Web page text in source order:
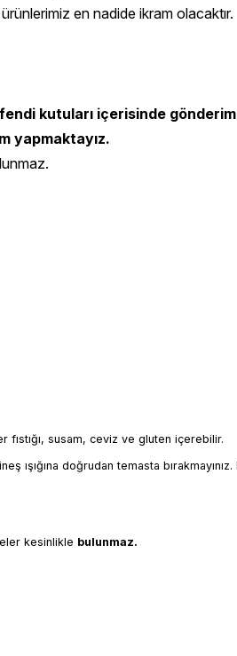
en nadide ikram olacaktır.
kutuları içerisinde
yapmaktayız.
fıstığı, susam, ceviz ve gluten içerebilir.
doğrudan temasta bırakmayınız.
kesinlikle bulunmaz.